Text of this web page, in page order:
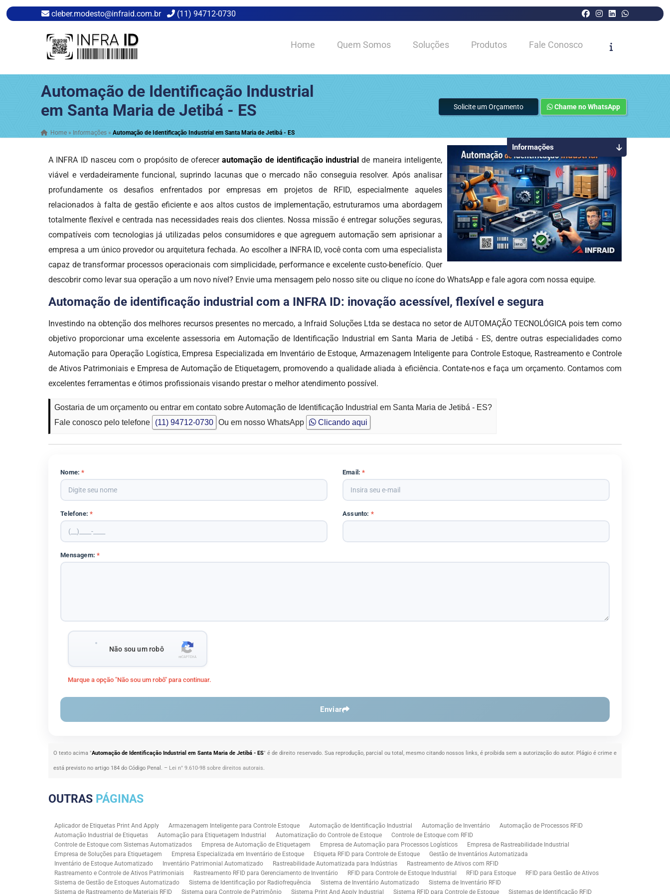
cleber.modesto@infraid.com.br (11) 94712-0730
Home Quem Somos Soluções Produtos Fale Conosco
Automação de Identificação Industrial
em Santa Maria de Jetibá - ES
Home » Informações »Automação de Identificação Industrial em Santa Maria de Jetibá - ES
Solicite um Orçamento Chame no WhatsApp
A INFRA ID nasceu com o propósito de oferecerautomação de identificação industrial de maneira inteligente,
viável e verdadeiramente funcional, suprindo lacunas que o mercado não conseguia resolver. Após analisar
profundamente os desafios enfrentados por empresas em projetos de RFID, especialmente aqueles
relacionados à falta de gestão eficiente e aos altos custos de implementação, estruturamos uma abordagem
totalmente flexível e centrada nas necessidades reais dos clientes. Nossa missão é entregar soluções seguras,
compatíveis com tecnologias já utilizadas pelos consumidores e que agreguem automação sem aprisionar a
empresa a um único provedor ou arquitetura fechada. Ao escolher a INFRA ID, você conta com uma especialista
capaz de transformar processos operacionais com simplicidade, performance e excelente custo-benefício. Quer
descobrir como levar sua operação a um novo nível? Envie uma mensagem pelo nosso site ou clique no ícone do WhatsApp e fale agora com nossa equipe.
Automação de identificação industrial com a INFRA ID: inovação acessível, flexível e segura
Investindo na obtenção dos melhores recursos presentes no mercado, a Infraid Soluções Ltda se destaca no setor de AUTOMAÇÃO TECNOLÓGICA pois tem como
objetivo proporcionar uma excelente assessoria em Automação de Identificação Industrial em Santa Maria de Jetibá - ES, dentre outras especialidades como
Automação para Operação Logística, Empresa Especializada em Inventário de Estoque, Armazenagem Inteligente para Controle Estoque, Rastreamento e Controle
de Ativos Patrimoniais e Empresa de Automação de Etiquetagem, promovendo a qualidade aliada à eficiência. Contate-nos e faça um orçamento. Contamos com
excelentes ferramentas e ótimos profissionais visando prestar o melhor atendimento possível.
Gostaria de um orçamento ou entrar em contato sobre Automação de Identificação Industrial em Santa Maria de Jetibá - ES?
Fale conosco pelo telefone
(11) 94712-0730 Ou em nosso WhatsApp Clicando aqui
Nome:* Email:*
Telefone:* Assunto: *
Mensagem:*
Não sou um robô
Marque a opção "Não sou um robô" para continuar.
Enviar
O texto acima "Automação de Identificação Industrial em Santa Maria de Jetibá - ES" é de direito reservado. Sua reprodução, parcial ou total, mesmo citando nossos links, é proibida sem a autorização do autor. Plágio é crime e
está previsto no artigo 184 do Código Penal. – Lei n° 9.610-98 sobre direitos autorais.
Informações
OUTRAS PÁGINAS
Aplicador de Etiquetas Print And Apply Armazenagem Inteligente para Controle Estoque Automação de Identificação Industrial Automação de Inventário
Automação de Processos RFID
Automação Industrial de Etiquetas
Automação para Etiquetagem Industrial Automatização do Controle de Estoque
Controle de Estoque com RFID
Controle de Estoque com Sistemas Automatizados
Empresa de Automação de Etiquetagem Empresa de Automação para Processos Logísticos
Empresa de Rastreabilidade Industrial
Empresa de Soluções para Etiquetagem
Empresa Especializada em Inventário de Estoque Etiqueta RFID para Controle de Estoque
Gestão de Inventários Automatizada
Inventário de Estoque Automatizado
Inventário Patrimonial Automatizado Rastreabilidade Automatizada para Indústrias
Rastreamento de Ativos com RFID
Rastreamento e Controle de Ativos Patrimoniais
Rastreamento RFID para Gerenciamento de Inventário RFID para Controle de Estoque Industrial RFID para Estoque
RFID para Gestão de Ativos
Sistema de Gestão de Estoques Automatizado
Sistema de Identificação por Radiofrequência Sistema de Inventário Automatizado
Sistema de Inventário RFID
Sistema de Rastreamento de Materiais RFID
Sistema para Controle de Patrimônio Sistema Print And Apply Industrial Sistema RFID para Controle de Estoque Sistemas de Identificação RFID